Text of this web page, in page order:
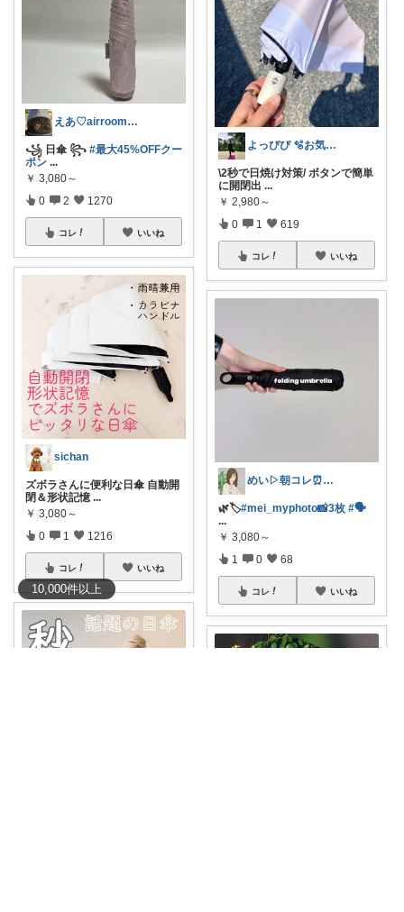
10,000件以上
えあ♡airroom❀ラクして整う暮らし
꧁ 日傘 ꧂ #最大45%OFFクー
ポン ...
￥ 3,080～
0 2 1270
コレ いいね
sichan
ズボラさんに便利な日傘 自動開
閉＆形状記憶 ...
￥ 3,080～
0 1 1216
コレ いいね
よっぴぴ 🫧お気に入りに囲まれた暮らし
\2秒で日焼け対策/ ボタンで簡単
に開閉出 ...
￥ 2,980～
0 1 619
コレ いいね
めい▷朝コレ⏰コメ挨拶不要🌿
🌿🏷️#mei_myphoto📸3枚 #🗣
...
￥ 3,080～
1 0 68
コレ いいね